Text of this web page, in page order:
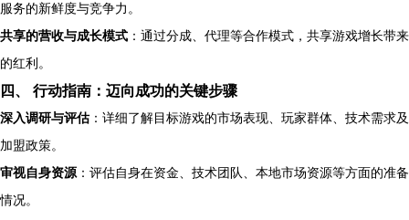
服务的新鲜度与竞争力。
共享的营收与成长模式 ：通过分成、代理等合作模式，共享游戏增长带来
的红利。
四、 行动指南：迈向成功的关键步骤
深入调研与评估：详细了解目标游戏的市场表现、玩家群体、技术需求及
加盟政策。
审视自身资源 ：评估自身在资金、技术团队、本地市场资源等方面的准备
情况。